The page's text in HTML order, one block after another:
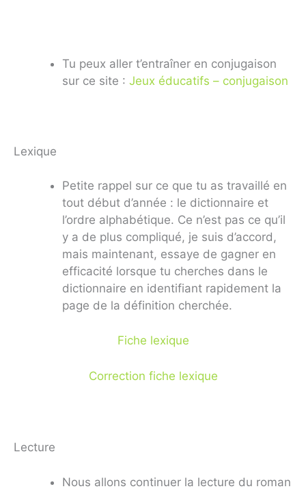
Tu peux aller t’entraîner en conjugaison
sur ce site : Jeux éducatifs – conjugaison
Lexique
Petite rappel sur ce que tu as travaillé en
tout début d’année : le dictionnaire et
l’ordre alphabétique. Ce n’est pas ce qu’il
y a de plus compliqué, je suis d’accord,
mais maintenant, essaye de gagner en
efficacité lorsque tu cherches dans le
dictionnaire en identifiant rapidement la
page de la définition cherchée.
Fiche lexique
Correction fiche lexique
Lecture
Nous allons continuer la lecture du roman